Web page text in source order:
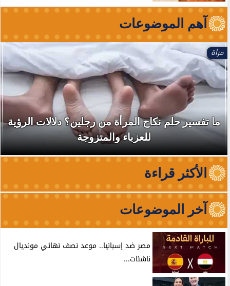
آهم الموضوعات
مرأة
ما تفسير حلم نكاح المرأة من رجلين؟ دلالات الرؤية
للعزباء والمتزوجة
الأكثر قراءة
آخر الموضوعات
مصر ضد إسبانيا.. موعد نصف نهائي مونديال
ناشئات...